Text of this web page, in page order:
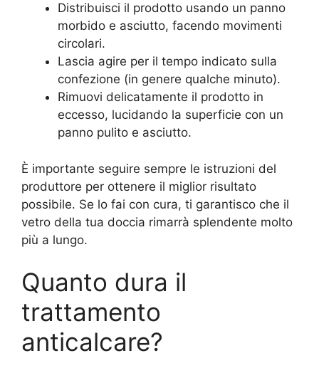
Distribuisci il prodotto usando un panno
morbido e asciutto, facendo movimenti
circolari.
Lascia agire per il tempo indicato sulla
confezione (in genere qualche minuto).
Rimuovi delicatamente il prodotto in
eccesso, lucidando la superficie con un
panno pulito e asciutto.
È importante seguire sempre le istruzioni del
produttore per ottenere il miglior risultato
possibile. Se lo fai con cura, ti garantisco che il
vetro della tua doccia rimarrà splendente molto
più a lungo.
Quanto dura il
trattamento
anticalcare?